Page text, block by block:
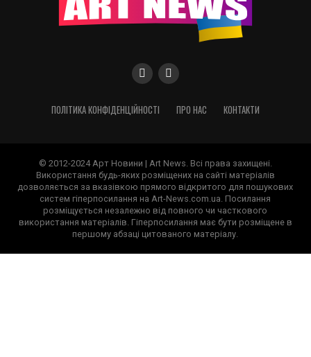
ПОЛІТИКА КОНФІДЕНЦІЙНОСТІ ПРО НАС КОНТАКТИ
© 2012-2024 Арт Новини | Art News. Всі права захищені.
Використання будь-яких розміщених на сайті матеріалів
дозволяється за вказівкою прямого відкритого для пошукових
систем гіперпосилання на Art-News.com.ua. Посилання
розміщується незалежно від повного чи часткового
використання матеріалів. Гіперпосилання має бути розміщене в
першому абзаці цитованого матеріалу.